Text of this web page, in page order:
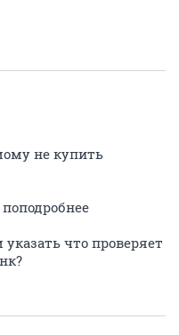
не купить
что проверяет